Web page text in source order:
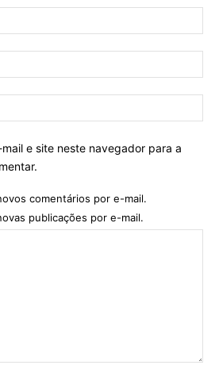
e site neste navegador para a
comentários por e-mail.
publicações por e-mail.